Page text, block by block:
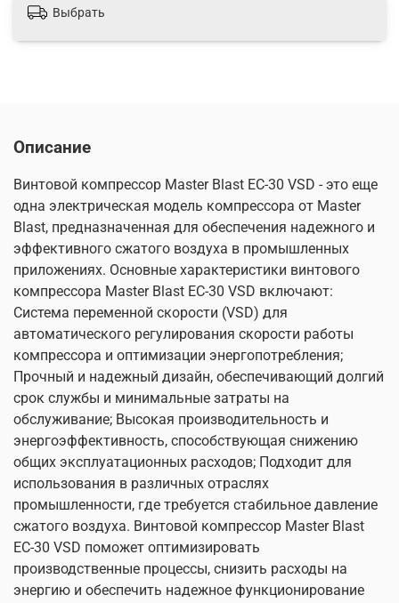
Выбрать
Описание
Винтовой компрессор Master Blast EC-30 VSD - это еще
одна электрическая модель компрессора от Master
Blast, предназначенная для обеспечения надежного и
эффективного сжатого воздуха в промышленных
приложениях. Основные характеристики винтового
компрессора Master Blast EC-30 VSD включают:
Система переменной скорости (VSD) для
автоматического регулирования скорости работы
компрессора и оптимизации энергопотребления;
Прочный и надежный дизайн, обеспечивающий долгий
срок службы и минимальные затраты на
обслуживание; Высокая производительность и
энергоэффективность, способствующая снижению
общих эксплуатационных расходов; Подходит для
использования в различных отраслях
промышленности, где требуется стабильное давление
сжатого воздуха. Винтовой компрессор Master Blast
EC-30 VSD поможет оптимизировать
производственные процессы, снизить расходы на
энергию и обеспечить надежное функционирование